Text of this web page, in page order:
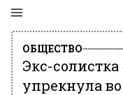
ОБЩЕСТВО
Экс-
упрекнула